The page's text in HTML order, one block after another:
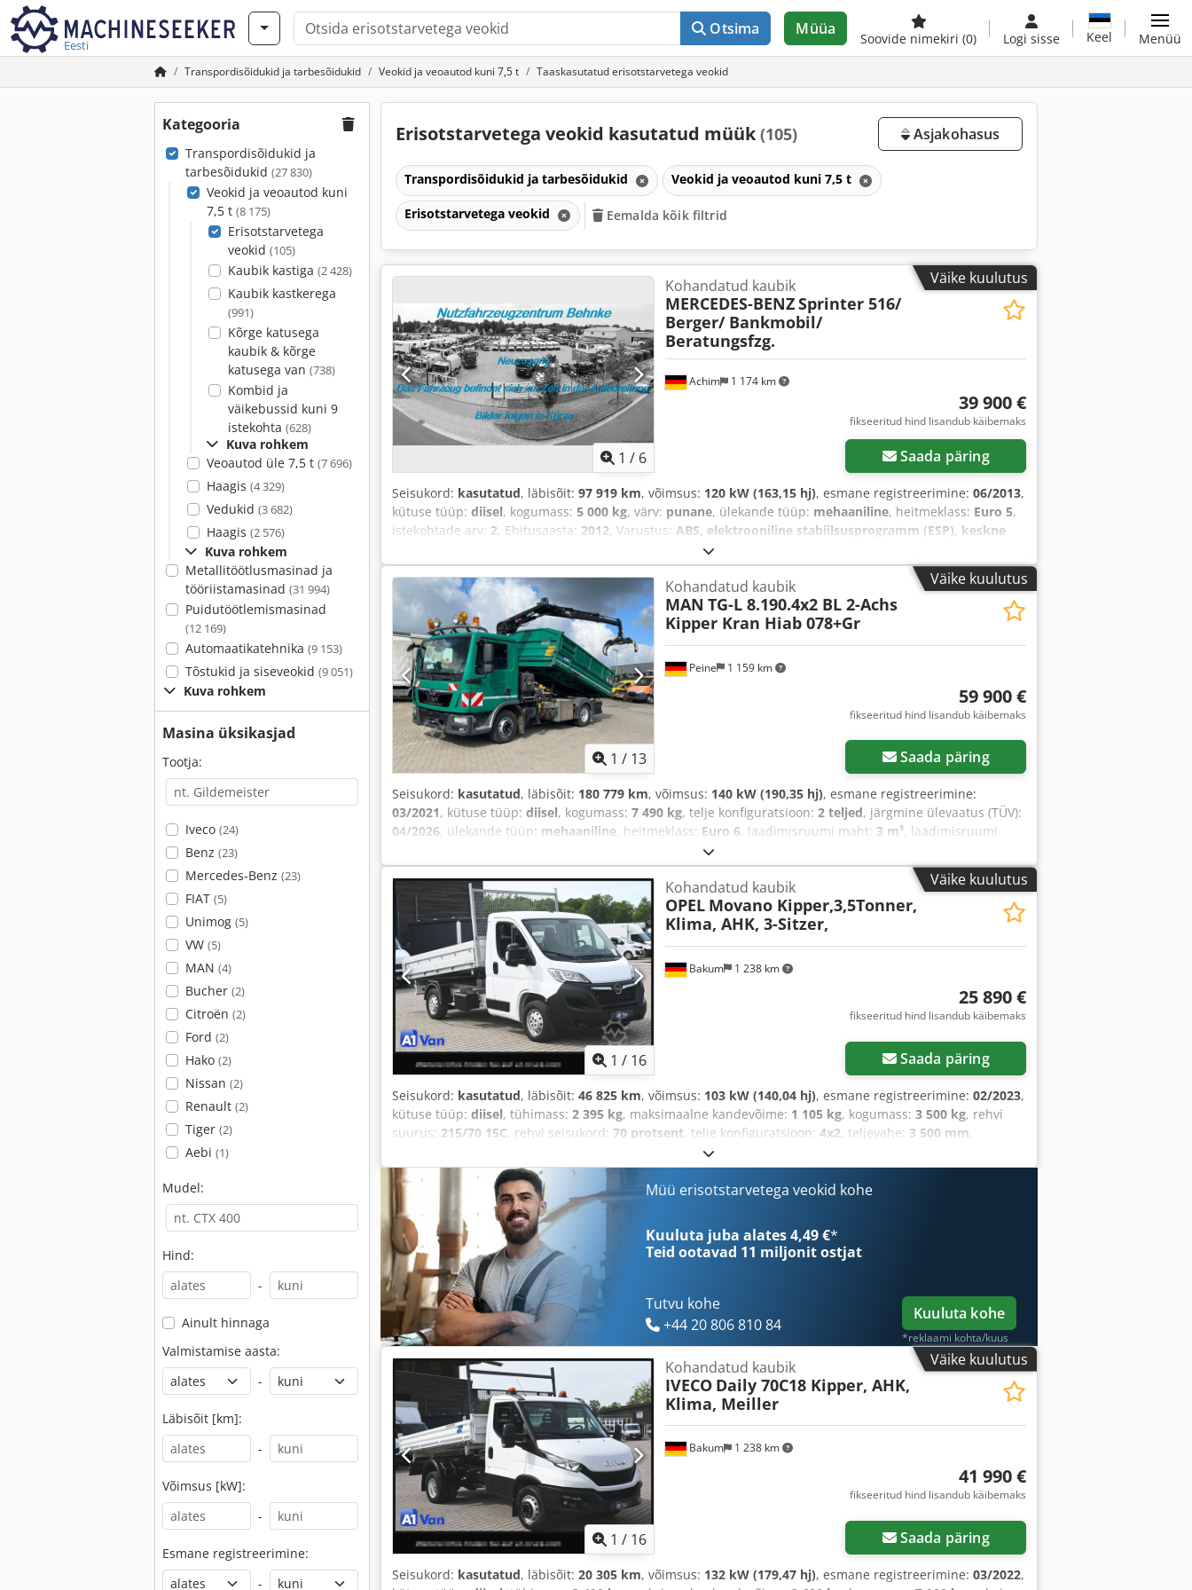
Eesti
Otsima Müüa
Soovide nimekiri (0) Logi sisse Keel Menüü
Transpordisõidukid ja tarbesõidukid Veokid ja veoautod kuni 7,5 t Taaskasutatud erisotstarvetega veokid
Kategooria
Transpordisõidukid ja
tarbesõidukid (27 830)
Veokid ja veoautod kuni
7,5 t (8 175)
Erisotstarvetega
veokid (105)
Kaubik kastiga (2 428)
Kaubik kastkerega
(991)
Kõrge katusega
kaubik & kõrge
katusega van (738)
Kombid ja
väikebussid kuni 9
istekohta (628)
Kuva rohkem
Veoautod üle 7,5 t (7 696)
Haagis (4 329)
Vedukid (3 682)
Haagis (2 576)
Kuva rohkem
Metallitöötlusmasinad ja
tööriistamasinad (31 994)
Puidutöötlemismasinad
(12 169)
Automaatikatehnika (9 153)
Tõstukid ja siseveokid (9 051)
Kuva rohkem
Masina üksikasjad
Tootja:
Iveco (24)
Benz (23)
Mercedes-Benz (23)
FIAT (5)
Unimog (5)
VW (5)
MAN (4)
Bucher (2)
Citroën (2)
Ford (2)
Hako (2)
Nissan (2)
Renault (2)
Tiger (2)
Aebi (1)
Mudel:
Hind:
-
Ainult hinnaga
Valmistamise aasta:
-
Läbisõit [km]:
-
Võimsus [kW]:
-
Esmane registreerimine:
-
Erisotstarvetega veokid kasutatud müük (105) Asjakohasus
Transpordisõidukid ja tarbesõidukid Veokid ja veoautod kuni 7,5 t
Erisotstarvetega veokid Eemalda kõik filtrid
Väike kuulutus
1 / 6
Achim 1 174 km
Kohandatud kaubik
MERCEDES-BENZSprinter 516/
Berger/ Bankmobil/
Beratungsfzg.
39 900 €
fikseeritud hind lisandub käibemaks
Saada päring
Seisukord: kasutatud, läbisõit: 97 919 km, võimsus: 120 kW (163,15 hj), esmane registreerimine: 06/2013,
kütuse tüüp: diisel, kogumass: 5 000 kg, värv: punane, ülekande tüüp: mehaaniline, heitmeklass: Euro 5,
istekohtade arv: 2, Ehitusaasta: 2012, Varustus: ABS, elektrooniline stabiilsusprogramm (ESP), keskne
Väike kuulutus
1 / 13
Peine 1 159 km
Kohandatud kaubik
MAN TG-L 8.190.4x2 BL 2-Achs
Kipper Kran Hiab 078+Gr
59 900 €
fikseeritud hind lisandub käibemaks
Saada päring
Seisukord: kasutatud, läbisõit: 180 779 km, võimsus: 140 kW (190,35 hj), esmane registreerimine:
03/2021, kütuse tüüp: diisel, kogumass: 7 490 kg, telje konfiguratsioon: 2 teljed, järgmine ülevaatus (TÜV):
04/2026, ülekande tüüp: mehaaniline, heitmeklass: Euro 6, laadimisruumi maht: 3 m³, laadimisruumi
, laadruumi kõrgus:
kliimaseade, kraana, navigatsioonisüsteem, seisuküte,
Väike kuulutus
1 / 16
Bakum 1 238 km
Kohandatud kaubik
OPEL Movano Kipper,3,5Tonner,
Klima, AHK, 3-Sitzer,
25 890 €
fikseeritud hind lisandub käibemaks
Saada päring
Seisukord: kasutatud, läbisõit: 46 825 km, võimsus: 103 kW (140,04 hj), esmane registreerimine: 02/2023,
kütuse tüüp: diisel, tühimass: 2 395 kg, maksimaalne kandevõime: 1 105 kg, kogumass: 3 500 kg, rehvi
suurus: 215/70 15C, rehvi seisukord: 70 protsent, telje konfiguratsioon: 4x2, teljevahe: 3 500 mm,
, juhi kabiin:
heitmeklass:Euro 6, vedrustus:teras, kogupikkus:3 200 mm, laadimisruumi maht:2 m³, laadimisruumi
pikkus:
3 200 mm, laadimisruumi laius: 2 040 mm, laadruumi kõrgus:400 mm, Ehitusaasta:
töötunnid: 46 825 h, eesrattarehvi suurus:
elektrooniline stabiilsusprogramm (ESP), haagise haakeseade, hüdraulika, keskne lukustus,
kiirusehoidja, kliimaseade, liuguks, pardaarvuti, tahmafilter, turvapadi, veoki registreerimine
Müü erisotstarvetega veokid kohe
Kuuluta juba alates 4,49 €*
Teid ootavad 11 miljonit ostjat
Tutvu kohe
+44 20 806 810 84
Kuuluta kohe
*reklaami kohta/kuus
Väike kuulutus
1 / 16
Bakum 1 238 km
Kohandatud kaubik
IVECO Daily 70C18 Kipper, AHK,
Klima, Meiller
41 990 €
fikseeritud hind lisandub käibemaks
Saada päring
Seisukord: kasutatud, läbisõit: 20 305 km, võimsus: 132 kW (179,47 hj), esmane registreerimine: 03/2022,